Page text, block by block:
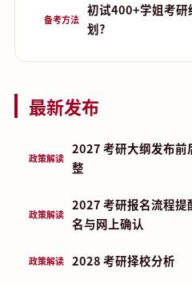
备考方法
初试400+学姐考研
划?
最新发布
政策解读
2027 考研大纲发布前
整
政策解读
2027 考研报名流程提
名与网上确认
政策解读 2028 考研择校分析